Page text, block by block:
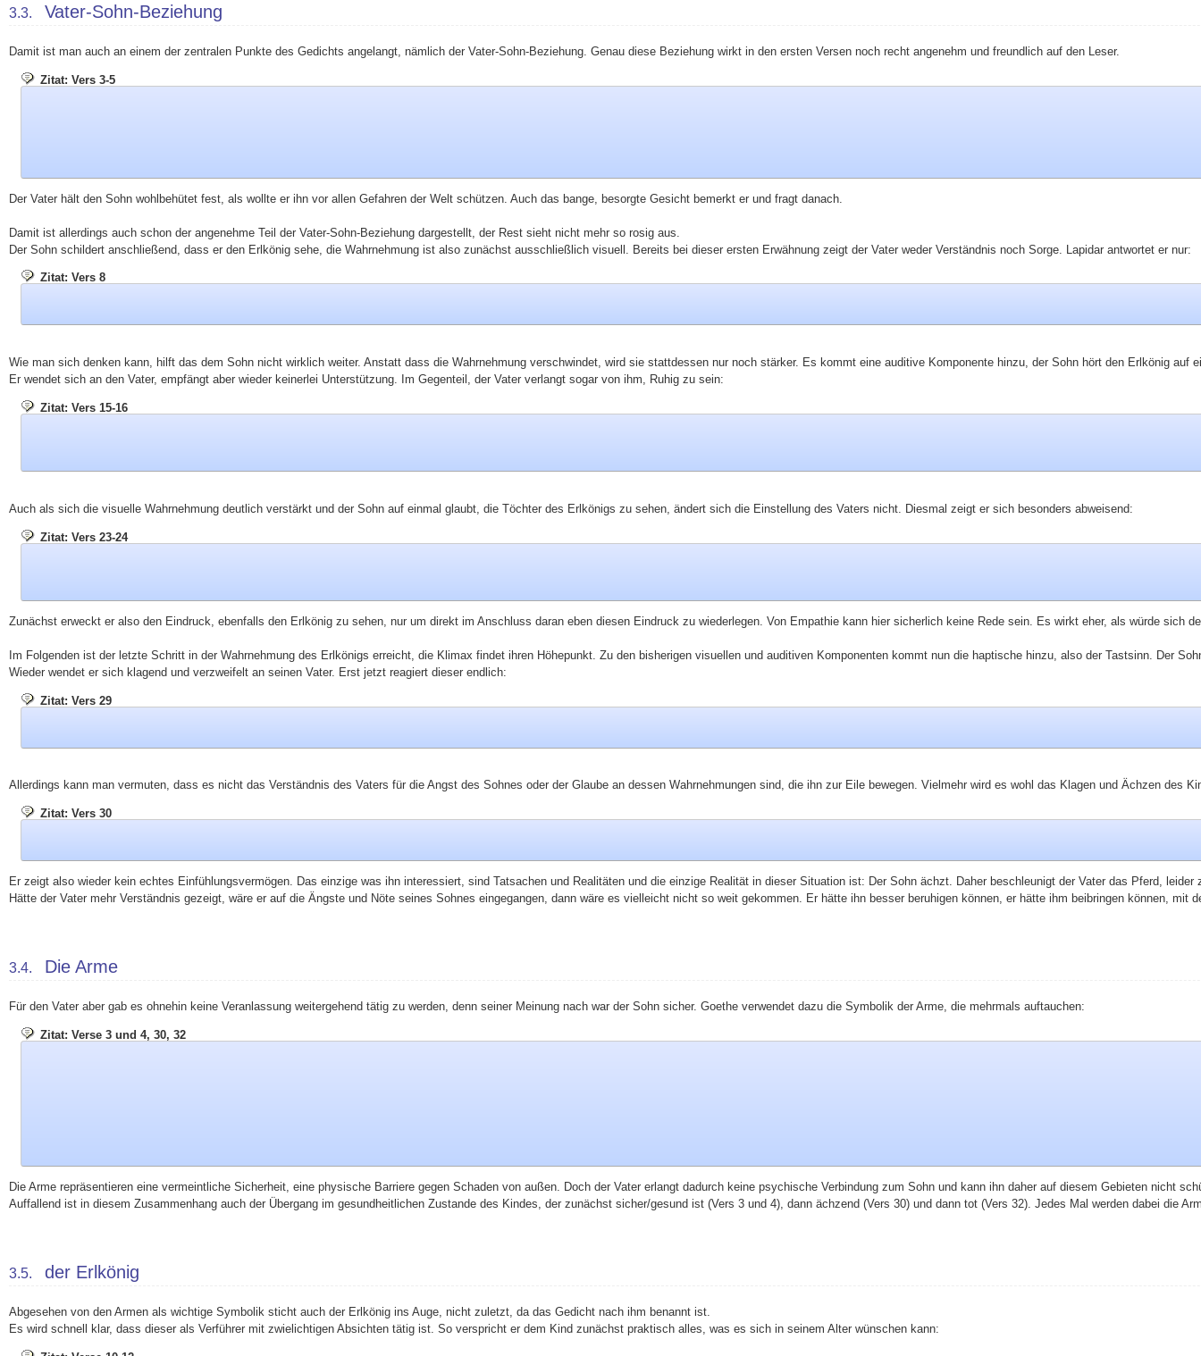
3.3. Vater-Sohn-Beziehung
Damit ist man auch an einem der zentralen Punkte des Gedichts angelangt, nämlich der Vater-Sohn-Beziehung. Genau diese Beziehung wirkt in den ersten Versen noch recht angenehm und freundlich auf den Leser.
Zitat: Vers 3-5
Der Vater hält den Sohn wohlbehütet fest, als wollte er ihn vor allen Gefahren der Welt schützen. Auch das bange, besorgte Gesicht bemerkt er und fragt danach.
Damit ist allerdings auch schon der angenehme Teil der Vater-Sohn-Beziehung dargestellt, der Rest sieht nicht mehr so rosig aus.
Der Sohn schildert anschließend, dass er den Erlkönig sehe, die Wahrnehmung ist also zunächst ausschließlich visuell. Bereits bei dieser ersten Erwähnung zeigt der Vater weder Verständnis noch Sorge. Lapidar antwortet er nur:
Zitat: Vers 8
Wie man sich denken kann, hilft das dem Sohn nicht wirklich weiter. Anstatt dass die Wahrnehmung verschwindet, wird sie stattdessen nur noch stärker. Es kommt eine auditive Komponente hinzu, der Sohn hört den Erlkönig auf
Er wendet sich an den Vater, empfängt aber wieder keinerlei Unterstützung. Im Gegenteil, der Vater verlangt sogar von ihm, Ruhig zu sein:
Zitat: Vers 15-16
Auch als sich die visuelle Wahrnehmung deutlich verstärkt und der Sohn auf einmal glaubt, die Töchter des Erlkönigs zu sehen, ändert sich die Einstellung des Vaters nicht. Diesmal zeigt er sich besonders abweisend:
Zitat: Vers 23-24
Zunächst erweckt er also den Eindruck, ebenfalls den Erlkönig zu sehen, nur um direkt im Anschluss daran eben diesen Eindruck zu wiederlegen. Von Empathie kann hier sicherlich keine Rede sein. Es wirkt eher, als würde sich
Im Folgenden ist der letzte Schritt in der Wahrnehmung des Erlkönigs erreicht, die Klimax findet ihren Höhepunkt. Zu den bisherigen visuellen und auditiven Komponenten kommt nun die haptische hinzu, also der Tastsinn.
Wieder wendet er sich klagend und verzweifelt an seinen Vater. Erst jetzt reagiert dieser endlich:
Zitat: Vers 29
Allerdings kann man vermuten, dass es nicht das Verständnis des Vaters für die Angst des Sohnes oder der Glaube an dessen Wahrnehmungen sind, die ihn zur Eile bewegen. Vielmehr wird es wohl das Klagen und Ächzen des
Zitat: Vers 30
Er zeigt also wieder kein echtes Einfühlungsvermögen. Das einzige was ihn interessiert, sind Tatsachen und Realitäten und die einzige Realität in dieser Situation ist: Der Sohn ächzt. Daher beschleunigt der Vater das Pferd,
Hätte der Vater mehr Verständnis gezeigt, wäre er auf die Ängste und Nöte seines Sohnes eingegangen, dann wäre es vielleicht nicht so weit gekommen. Er hätte ihn besser beruhigen können, er hätte ihm beibringen
3.4. Die Arme
Für den Vater aber gab es ohnehin keine Veranlassung weitergehend tätig zu werden, denn seiner Meinung nach war der Sohn sicher. Goethe verwendet dazu die Symbolik der Arme, die mehrmals auftauchen:
Zitat: Verse 3 und 4, 30, 32
Die Arme repräsentieren eine vermeintliche Sicherheit, eine physische Barriere gegen Schaden von außen. Doch der Vater erlangt dadurch keine psychische Verbindung zum Sohn und kann ihn daher auf diesem Gebieten
Auffallend ist in diesem Zusammenhang auch der Übergang im gesundheitlichen Zustande des Kindes, der zunächst sicher/gesund ist (Vers 3 und 4), dann ächzend (Vers 30) und dann tot (Vers 32). Jedes Mal werden dabei die
3.5. der Erlkönig
Abgesehen von den Armen als wichtige Symbolik sticht auch der Erlkönig ins Auge, nicht zuletzt, da das Gedicht nach ihm benannt ist.
Es wird schnell klar, dass dieser als Verführer mit zwielichtigen Absichten tätig ist. So verspricht er dem Kind zunächst praktisch alles, was es sich in seinem Alter wünschen kann: